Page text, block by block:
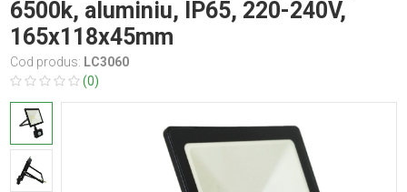
6500k, aluminiu, IP65, 220-240V,
165x118x45mm
Cod produs: LC3060
(0)